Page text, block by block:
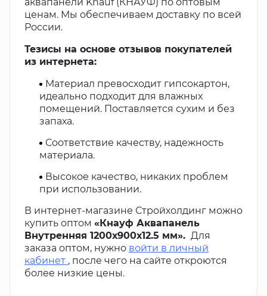
ценам. Мы обеспечиваем доставку по всей
России.
Тезисы на основе отзывов покупателей
из интернета:
Материал превосходит гипсокартон,
идеально подходит для влажных
помещений. Поставляется сухим и без
запаха.
Соответствие качеству, надежность
материала.
Высокое качество, никаких проблем
при использовании.
В интернет-магазине Стройхолдинг можно
купить оптом «Кнауф Аквапанель
Внутренняя 1200х900х12.5 мм». Для
заказа оптом, нужно войти в личный
кабинет , после чего на сайте откроются
более низкие цены.